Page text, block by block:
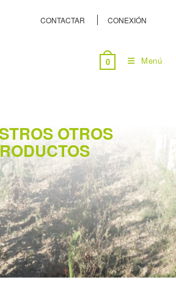
CONTACTAR CONEXIÓN
0 Menú
OTROS